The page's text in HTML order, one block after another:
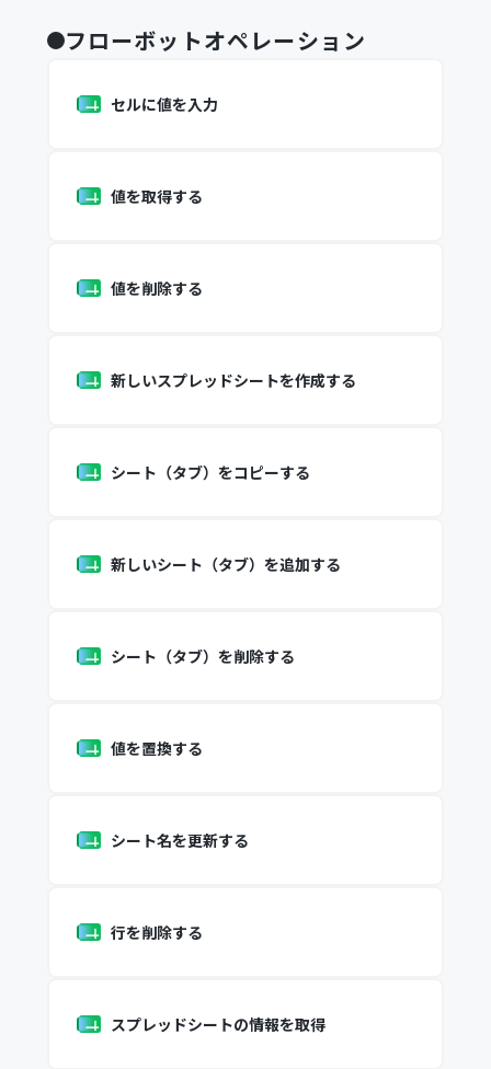
フローボットオペレーション
セルに値を入力
値を取得する
値を削除する
新しいスプレッドシートを作成する
シート（タブ）をコピーする
新しいシート（タブ）を追加する
シート（タブ）を削除する
値を置換する
シート名を更新する
行を削除する
スプレッドシートの情報を取得